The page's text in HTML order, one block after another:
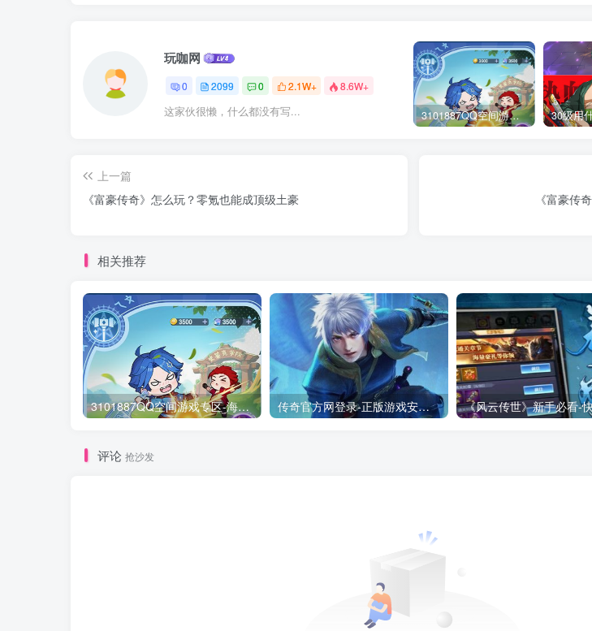
玩咖网
0 2099 0 2.1W+ 8.6W+
这家伙很懒，什么都没有写... 3101887QQ空间游戏专区-海量小游戏免费玩
上一篇
《富豪传奇》怎么玩？零氪也能成顶级土豪
《富豪传
相关推荐
3101887QQ空间游戏专区-海量小游戏免费玩 传奇官方网登录-正版游戏安全保障
评论 抢沙发